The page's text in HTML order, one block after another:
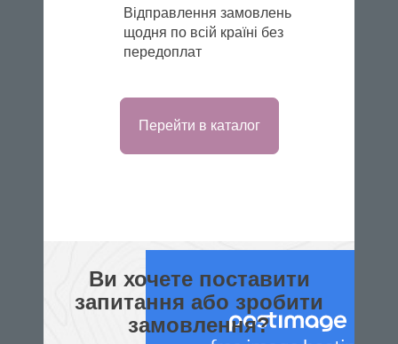
Відправлення замовлень
щодня по всій країні без
передоплат
Перейти в каталог
Ви хочете поставити
запитання або зробити
замовлення?